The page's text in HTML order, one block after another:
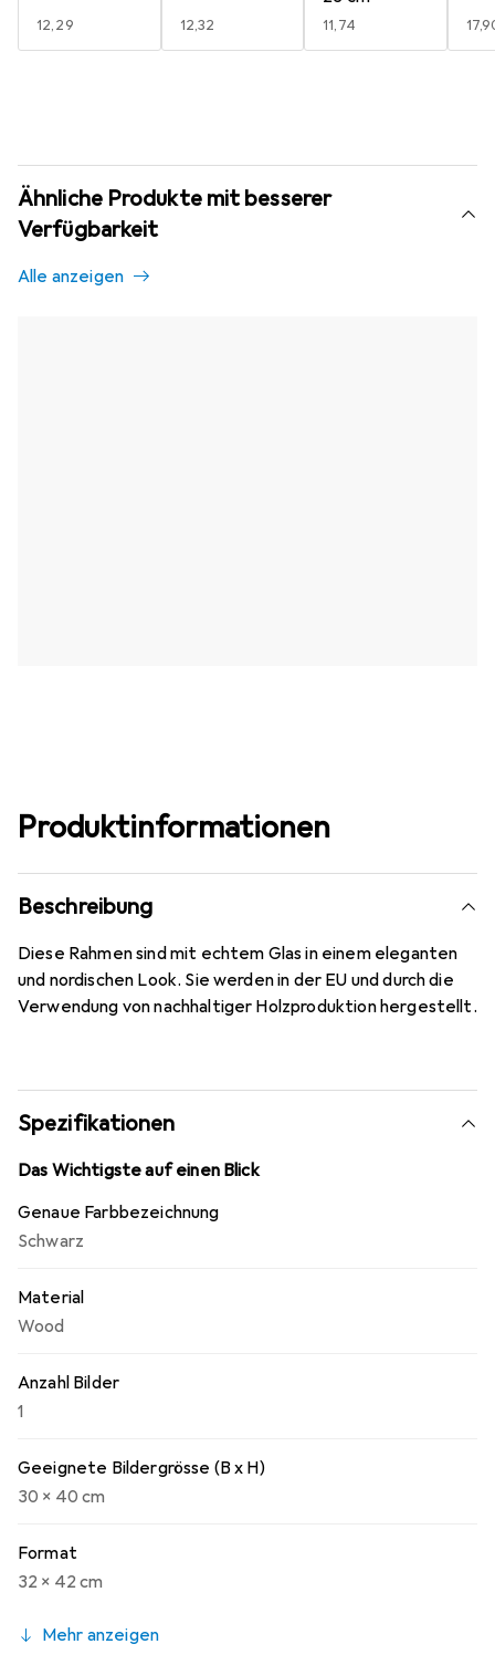
EUR
12,29 EUR
12,32 EUR
11,74 EUR
Ähnliche Produkte mit besserer
Verfügbarkeit
Alle anzeigen
Produktinformationen
Beschreibung
Diese Rahmen sind mit echtem Glas in einem eleganten
und nordischen Look. Sie werden in der EU und durch die
Verwendung von nachhaltiger Holzproduktion hergestellt.
Spezifikationen
Das Wichtigste auf einen Blick
Genaue Farbbezeichnung
Schwarz
Material
Wood
Anzahl Bilder
1
Geeignete Bildergrösse (B x H)
30 x 40 cm
Format
32 x 42 cm
Mehr anzeigen